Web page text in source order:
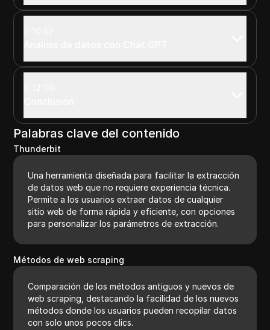
Palabras clave del contenido
Thunderbit
Una herramienta diseñada para facilitar la extracción
de datos web que no requiere experiencia técnica.
Permite a los usuarios extraer datos de cualquier
sitio web de forma rápida y eficiente, con opciones
para personalizar los parámetros de extracción.
Métodos de web scraping
Comparación de los métodos antiguos y nuevos de
web scraping, destacando la facilidad de los nuevos
métodos donde los usuarios pueden recopilar datos
con solo unos pocos clics.